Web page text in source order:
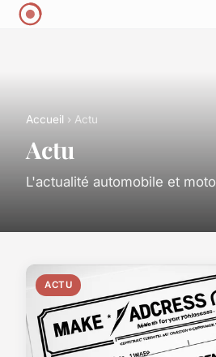
Accueil › Actu
Actu
L'actualité automobile et moto
ACTU